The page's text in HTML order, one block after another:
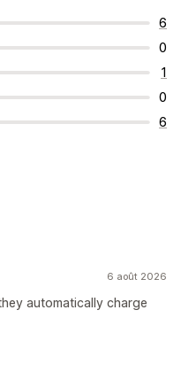
6
0
1
0
6
6 août 2026
automatically charge